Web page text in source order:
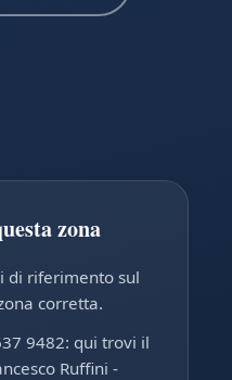
zona
di riferimento sul
corretta.
9482: qui trovi il
Ruffini -